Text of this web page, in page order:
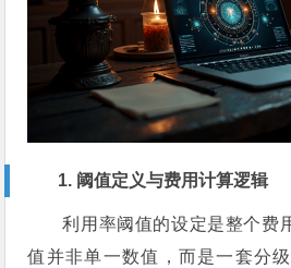
1. 阈值定义与费用计算逻辑
利用率阈值的设定是整个费
值并非单一数值，而是一套分